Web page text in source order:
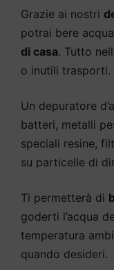
Grazie ai nostri
potrai bere
di casa. Tutto
o inutili trasporti.
Un depuratore
batteri, metalli
speciali resine,
su particelle di
Ti permetterà di
goderti l’acqua
temperatura
quando desideri.